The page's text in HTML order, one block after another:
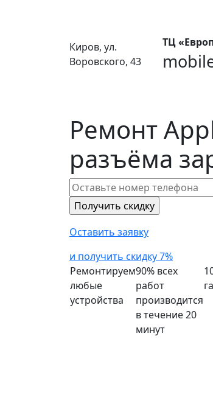
Киров, ул.
Воровского, 43
ТЦ
Ремонт
разъёма
Оставить заявку
и получить скидку 7%
Ремонтируем
любые
устройства
90% всех
работ
производится
в течение 20
минут